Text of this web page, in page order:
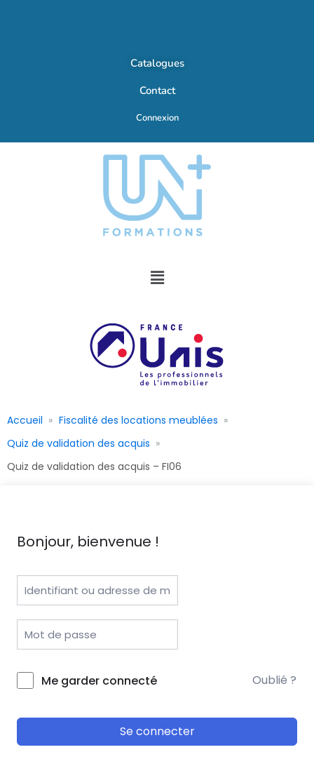
Catalogues
Contact
Connexion
Accueil
Fiscalité des locations meublées
Quiz de validation des acquis
Quiz de validation des acquis – FI06
Bonjour, bienvenue !
Me garder connecté Oublié ?
Se connecter